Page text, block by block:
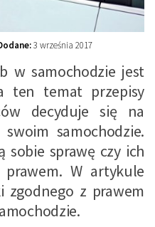
3 września 2017
w samochodzie jest
ten temat przepisy
decyduje się na
samochodzie.
sobie sprawę czy ich
W artykule
zgodnego z prawem